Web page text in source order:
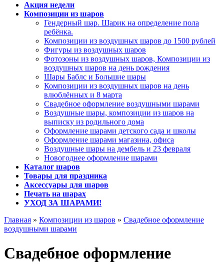
Акция недели
Композиции из шаров
Гендерный шар. Шарик на определение пола
ребёнка.
Композиции из воздушных шаров до 1500 рублей
Фигуры из воздушных шаров
Фотозоны из воздушных шаров, Композиции из
воздушных шаров на день рождения
Шары Баблс и Большие шары
Композиции из воздушных шаров на день
влюблённых и 8 марта
Свадебное оформление воздушными шарами
Воздушные шары, композиции из шаров на
выписку из родильного дома
Оформление шарами детского сада и школы
Оформление шарами магазина, офиса
Воздушные шары на дембель и 23 февраля
Новогоднее оформление шарами
Каталог шаров
Товары для праздника
Аксессуары для шаров
Печать на шарах
УХОД ЗА ШАРАМИ!
Главная » Композиции из шаров » Свадебное оформление
воздушными шарами
Свадебное оформление